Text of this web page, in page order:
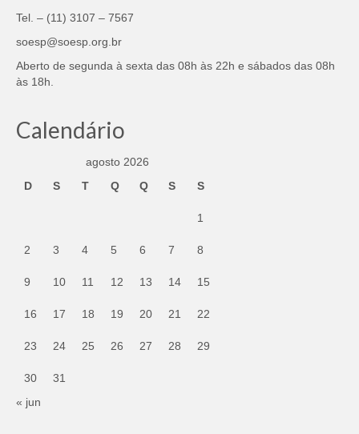
Tel. – (11) 3107 – 7567
soesp@soesp.org.br
Aberto de segunda à sexta das 08h às 22h e sábados das 08h
às 18h.
Calendário
agosto 2026
D
S T Q Q S S
1
2 3 4 5 6 7 8
9 10 11 12 13 14 15
16 17 18 19 20 21 22
23 24 25 26 27 28 29
30
31
« jun